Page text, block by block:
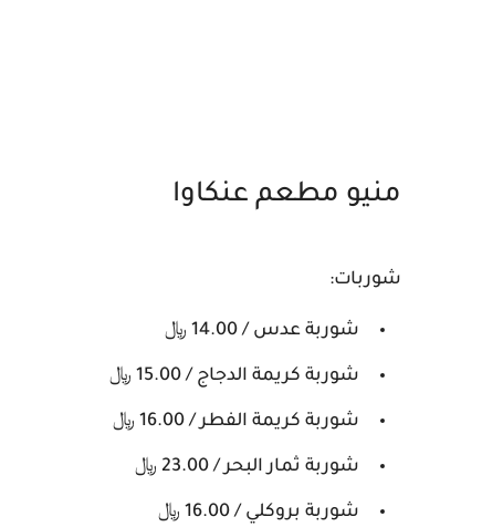
منيو مطعم عنكاوا
شوربات:
شوربة عدس / 14.00 ﷼
شوربة كريمة الدجاج / 15.00 ﷼
شوربة كريمة الفطر / 16.00 ﷼
شوربة ثمار البحر / 23.00 ﷼
شوربة بروكلي / 16.00 ﷼